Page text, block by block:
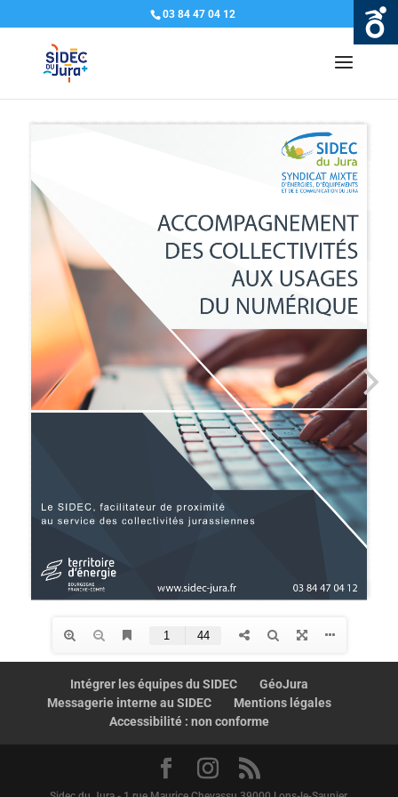
03 84 47 04 12
Intégrer les équipes du SIDEC
GéoJura
Messagerie interne au SIDEC
Mentions légales
Accessibilité : non conforme